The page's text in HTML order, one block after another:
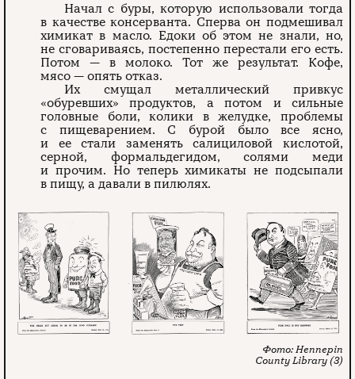
Начал с буры, которую использовали тогда
в качестве консерванта. Сперва он подмешивал
химикат в масло. Едоки об этом не знали, но,
не сговариваясь, постепенно перестали его есть.
Потом — в молоко. Тот же результат. Кофе,
мясо — опять отказ.
Их смущал металлический привкус
«обуревших» продуктов, а потом и сильные
головные боли, колики в желудке, проблемы
с пищеварением. С бурой было все ясно,
и ее стали заменять салициловой кислотой,
серной, формальдегидом, солями меди
и прочим. Но теперь химикаты не подсыпали
в пищу, а давали в пилюлях.
Hennepin
County Library (3)